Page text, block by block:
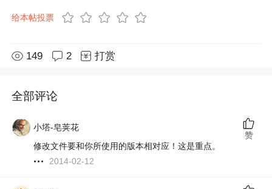
给本帖投票
149 2 打赏
全部评论
小塔-皂荚花
修改文件要和你所使用的版本相对应！这是重点。
2014-02-12
赞